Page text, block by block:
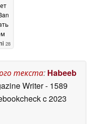
28
текста: Habeeb
Writer- 1589
c 2023